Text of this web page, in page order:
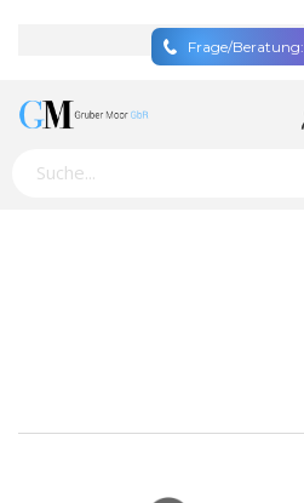
Frage/Beratung: